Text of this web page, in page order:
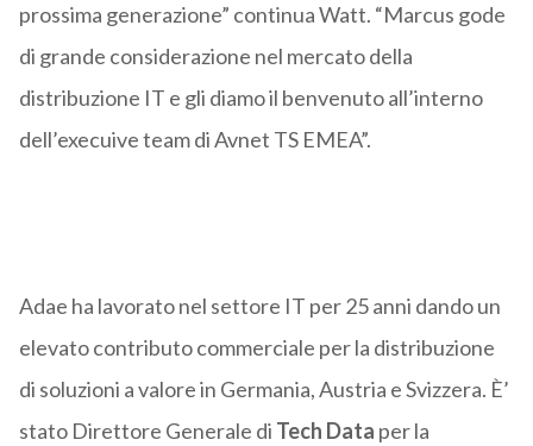
prossima generazione” continua Watt. “Marcus gode
di grande considerazione nel mercato della
distribuzione IT e gli diamo il benvenuto all’interno
dell’execuive team di Avnet TS EMEA”.
Adae ha lavorato nel settore IT per 25 anni dando un
elevato contributo commerciale per la distribuzione
di soluzioni a valore in Germania, Austria e Svizzera. È’
stato Direttore Generale di Tech Data per la